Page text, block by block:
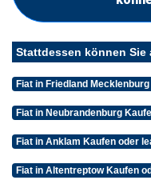
Stattdessen können Sie
Fiat in Friedland
Fiat in Neubrandenburg
Fiat in Anklam Kaufen oder
Fiat in Altentreptow Kaufen